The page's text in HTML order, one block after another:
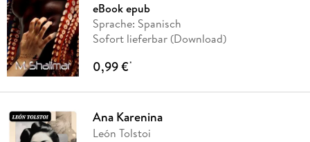
eBook epub
Sprache: Spanisch
Sofort lieferbar (Download)
0,99 €*
Ana Karenina
León Tolstoi